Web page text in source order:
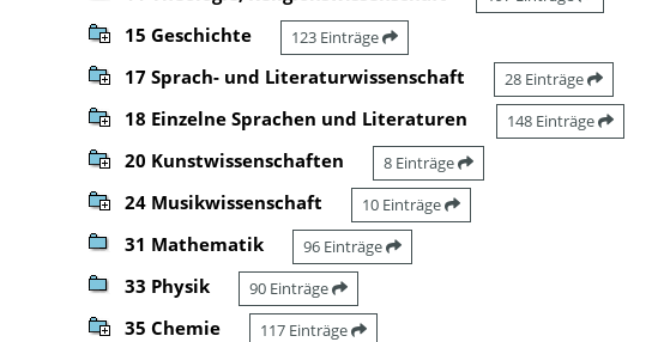
15 Geschichte 123 Einträge
17 Sprach- und Literaturwissenschaft 28 Einträge
18 Einzelne Sprachen und Literaturen 148 Einträge
20 Kunstwissenschaften 8 Einträge
24 Musikwissenschaft 10 Einträge
31 Mathematik 96 Einträge
33 Physik 90 Einträge
35 Chemie 117 Einträge